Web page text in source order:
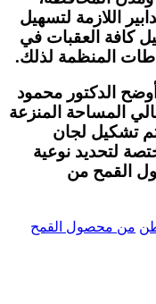
اللازمة لتسهيل
كافة العقبات في
المنظمة لذلك.
محمود
المساحة المنزعة
تم تشكيل لجان
لتحديد نوعية
القمح من
من محصول القمح